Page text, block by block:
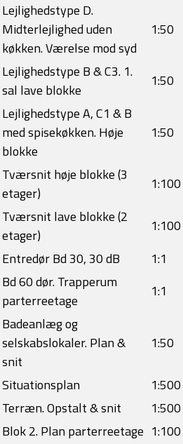
Lejlighedstype D.
Midterlejlighed uden
køkken. Værelse mod syd
1:50
Lejlighedstype B & C3. 1.
sal lave blokke
​1:50
Lejlighedstype A, C1 & B
med spisekøkken. Høje
blokke
1:50
Tværsnit høje blokke (3
etager)
​1:100
Tværsnit lave blokke (2
etager)
1:100
Entredør Bd 30, 30 dB
​1:1
Bd 60 dør. Trapperum
parterreetage
1:1
​Badeanlæg og
selskabslokaler. Plan &
snit
​1:50
Situationsplan
1:500
​Terræn. Opstalt & snit
​1:500
Blok 2. Plan parterreetage 1:100